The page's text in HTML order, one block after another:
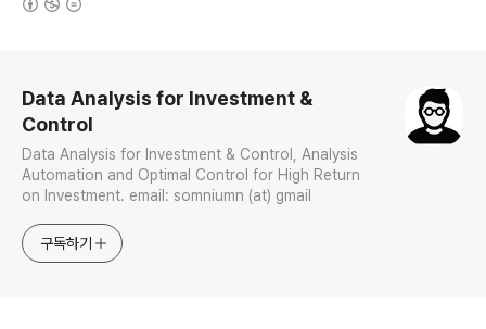
Data Analysis for Investment &
Control
Data Analysis for Investment & Control, Analysis
Automation and Optimal Control for High Return
on Investment. email: somniumn (at) gmail
구독하기